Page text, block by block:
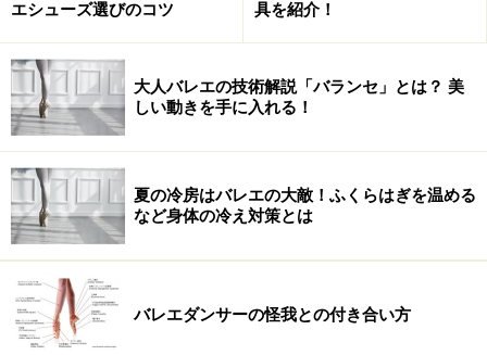
JaDaFo大賞 笠井叡＋麿赤児
JaDaFo賞 北村明子／川村美紀子
第8回を数える今回は、2013年の一年間に発表された作
品と作家を対象に、2014年1月に選考会を実施。計19名
の個人/グループの名が挙げられ、選考委員による討議が
行われました。
エシューズ選びのコツ
具を紹介！
大人バレエの技術解説「バランセ」とは？ 美
しい動きを手に入れる！
夏の冷房はバレエの大敵！ふくらはぎを温める
など身体の冷え対策とは
バレエダンサーの怪我との付き合い方